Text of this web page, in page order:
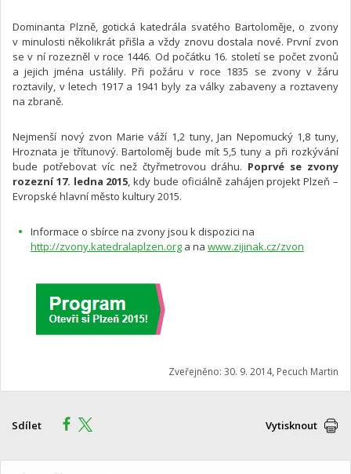
Dominanta Plzně, gotická katedrála svatého Bartoloměje, o zvony
v minulosti několikrát přišla a vždy znovu dostala nové. První zvon
se v ní rozezněl v roce 1446. Od počátku 16. století se počet zvonů
a jejich jména ustálily. Při požáru v roce 1835 se zvony v žáru
roztavily, v letech 1917 a 1941 byly za války zabaveny a roztaveny
na zbraně.
Nejmenší nový zvon Marie váží 1,2 tuny, Jan Nepomucký 1,8 tuny,
Hroznata je třítunový. Bartoloměj bude mít 5,5 tuny a při rozkývání
bude potřebovat víc než čtyřmetrovou dráhu. Poprvé se zvony
rozezní 17. ledna 2015, kdy bude oficiálně zahájen projekt Plzeň –
Evropské hlavní město kultury 2015.
Informace o sbírce na zvony jsou k dispozici na
http://zvony.katedralaplzen.org a na www.zijinak.cz/zvon
Zveřejněno: 30. 9. 2014, Pecuch Martin
Sdílet Vytisknout